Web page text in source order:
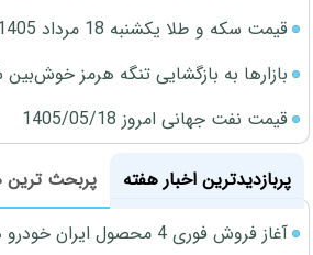
قیمت سکه و طلا یکشنبه 18 مرداد 1405
بازارها به بازگشایی تنگه هرمز
قیمت نفت جهانی امروز 1405/05/18
پربازدیدترین اخبار هفته
پربحث ترین
آغاز فروش فوری 4 محصول ایران خودرو در نمایندگی‌ها